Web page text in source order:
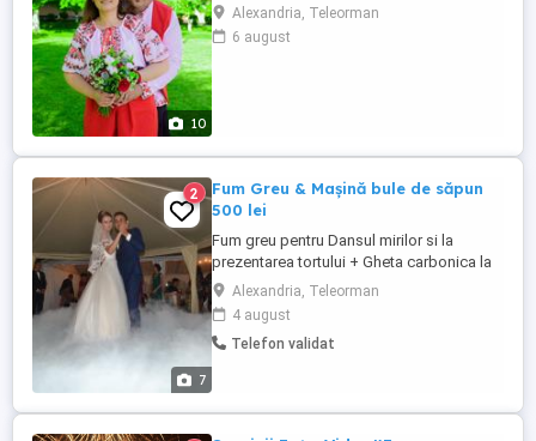
10
experienta . -Lucian.
Alexandria, Teleorman
6 august
7
2
Fum Greu & Mașină bule de săpun
500 lei
Fum greu pentru Dansul mirilor si la
prezentarea tortului + Gheta carbonica la
sosirea invitațiilor + Mașină bule de săpun
pentru dansul mirilor. Toate la 500 lei.
Optionale: Arcada + stâlpi coloana +
covor rosu - 300Lei Masini de baloane de
Alexandria, Teleorman
4 august
Telefon validat